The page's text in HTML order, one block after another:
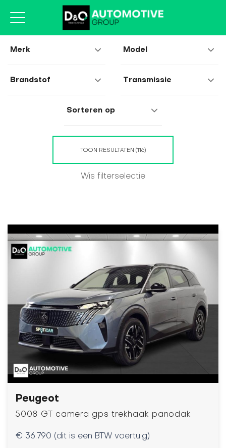
TOON RESULTATEN (116)
Wis filterselectie
Peugeot
5008 GT camera gps trekhaak panodak
€ 36.790 (dit is een BTW voertuig)